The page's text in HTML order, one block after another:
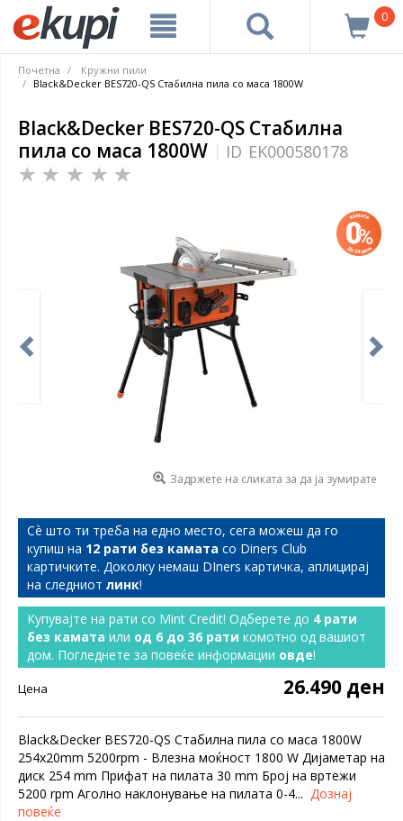
0
Почетна
Кружни пили
Black&Decker BES720-QS Стабилна пила со маса 1800W
Black&Decker BES720-QS Стабилна
пила со маса 1800W
ID EK000580178
Задржете на сликата за да ја зумирате
Сѐ што ти треба на едно место, сега можеш да го
купиш на 12 рати без камата со Diners Club
картичките. Доколку немаш DIners картичка, аплицирај
на следниот линк!
Купувајте на рати со Mint Credit! Одберете до 4 рати
без камата или од 6 до 36 рати комотно од вашиот
дом. Погледнете за повеќе информации овде!
Цена 26.490 ден
Black&Decker BES720-QS Стабилна пила со маса 1800W
254x20mm 5200rpm - Влезна моќност 1800 W Дијаметар на
диск 254 mm Прифат на пилата 30 mm Број на вртежи
5200 rpm Аголно наклонување на пилата 0-4... Дознај
повеќе